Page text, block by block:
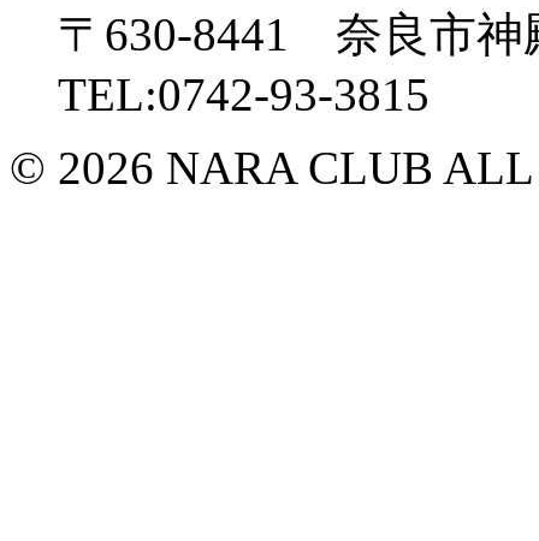
〒630-8441 奈良市
TEL:0742-93-3815
© 2026 NARA CLUB ALL